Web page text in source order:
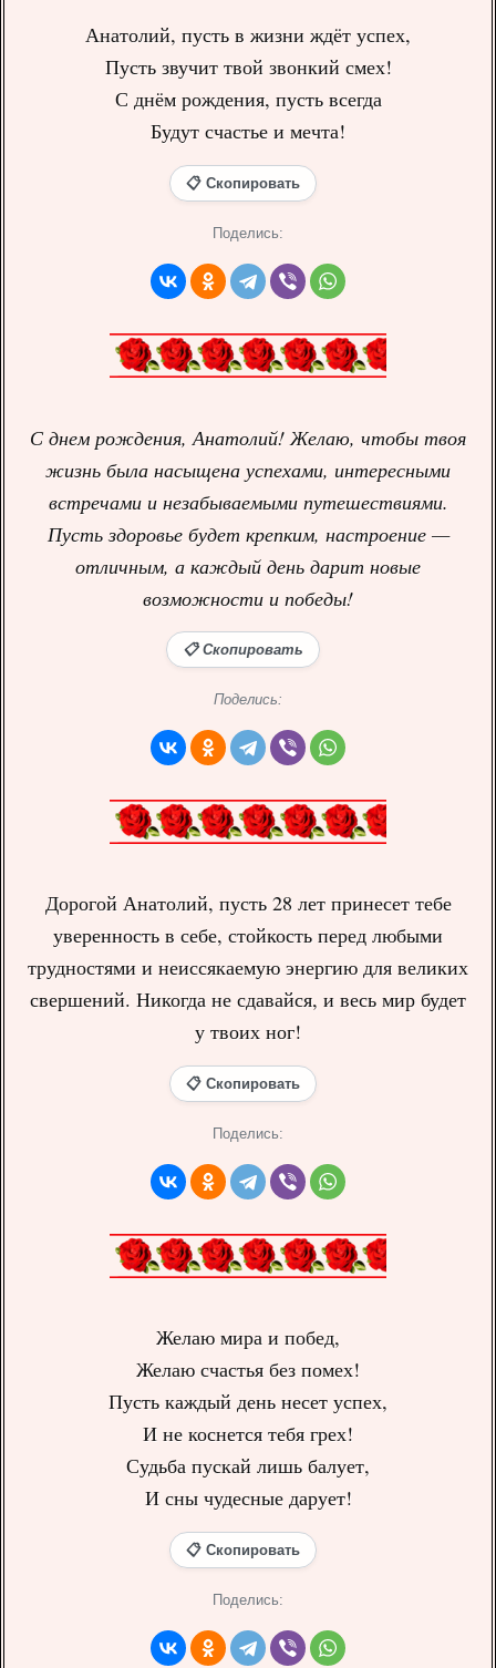
Анатолий, пусть в жизни ждёт успех,
Пусть звучит твой звонкий смех!
С днём рождения, пусть всегда
Будут счастье и мечта!
📋 Скопировать
Поделись:
С днем рождения, Анатолий! Желаю, чтобы твоя
жизнь была насыщена успехами, интересными
встречами и незабываемыми путешествиями.
Пусть здоровье будет крепким, настроение —
отличным, а каждый день дарит новые
возможности и победы!
📋 Скопировать
Поделись:
Дорогой Анатолий, пусть 28 лет принесет тебе
уверенность в себе, стойкость перед любыми
трудностями и неиссякаемую энергию для великих
свершений. Никогда не сдавайся, и весь мир будет
у твоих ног!
📋 Скопировать
Поделись:
Желаю мира и побед,
Желаю счастья без помех!
Пусть каждый день несет успех,
И не коснется тебя грех!
Судьба пускай лишь балует,
И сны чудесные дарует!
📋 Скопировать
Поделись: